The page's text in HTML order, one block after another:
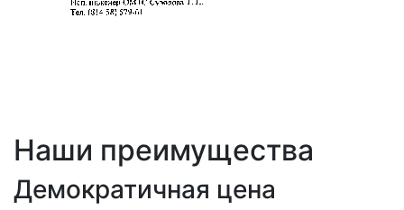
Наши преимущества
Демократичная цена